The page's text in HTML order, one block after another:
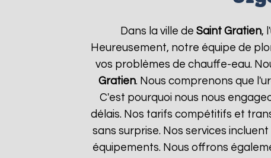
Dans la ville de Saint Gratien,
Heureusement, notre équipe de
vos problèmes de chauffe-eau.
Gratien. Nous comprenons que
C'est pourquoi nous nous
délais. Nos tarifs compétitifs et
sans surprise. Nos services
équipements. Nous offrons